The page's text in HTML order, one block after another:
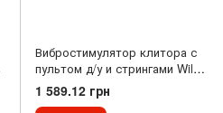
Вибростимулятор клитора с
пультом д/у и стрингами Wild
Butterfly BW-012009
1 589.12 грн